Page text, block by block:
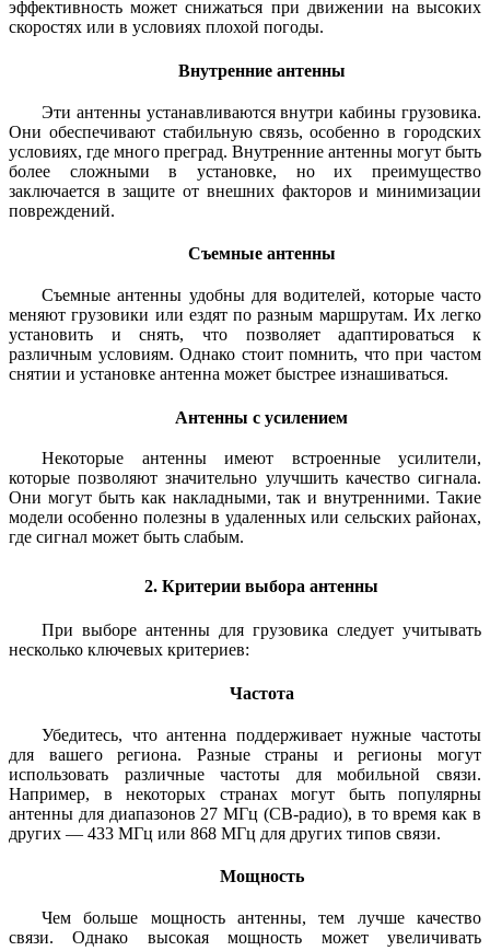
эффективность может снижаться при движении на высоких
скоростях или в условиях плохой погоды.
Внутренние антенны
Эти антенны устанавливаются внутри кабины грузовика.
Они обеспечивают стабильную связь, особенно в городских
условиях, где много преград. Внутренние антенны могут быть
более сложными в установке, но их преимущество
заключается в защите от внешних факторов и минимизации
повреждений.
Съемные антенны
Съемные антенны удобны для водителей, которые часто
меняют грузовики или ездят по разным маршрутам. Их легко
установить и снять, что позволяет адаптироваться к
различным условиям. Однако стоит помнить, что при частом
снятии и установке антенна может быстрее изнашиваться.
Антенны с усилением
Некоторые антенны имеют встроенные усилители,
которые позволяют значительно улучшить качество сигнала.
Они могут быть как накладными, так и внутренними. Такие
модели особенно полезны в удаленных или сельских районах,
где сигнал может быть слабым.
2. Критерии выбора антенны
При выборе антенны для грузовика следует учитывать
несколько ключевых критериев:
Частота
Убедитесь, что антенна поддерживает нужные частоты
для вашего региона. Разные страны и регионы могут
использовать различные частоты для мобильной связи.
Например, в некоторых странах могут быть популярны
антенны для диапазонов 27 МГц (CB-радио), в то время как в
других — 433 МГц или 868 МГц для других типов связи.
Мощность
Чем больше мощность антенны, тем лучше качество
связи. Однако высокая мощность может увеличивать